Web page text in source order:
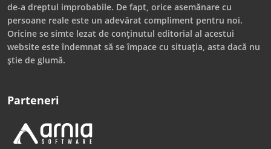
de-a dreptul improbabile. De fapt, orice asemănare cu
persoane reale este un adevărat compliment pentru noi.
Oricine se simte lezat de conținutul editorial al acestui
website este îndemnat să se împace cu situația, asta dacă nu
știe de glumă.
Parteneri